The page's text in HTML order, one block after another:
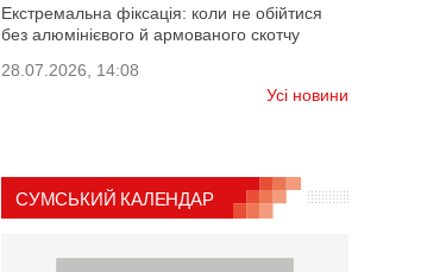
Екстремальна фіксація: коли не обійтися
без алюмінієвого й армованого скотчу
28.07.2026, 14:08
Усі новини
СУМСЬКИЙ КАЛЕНДАР